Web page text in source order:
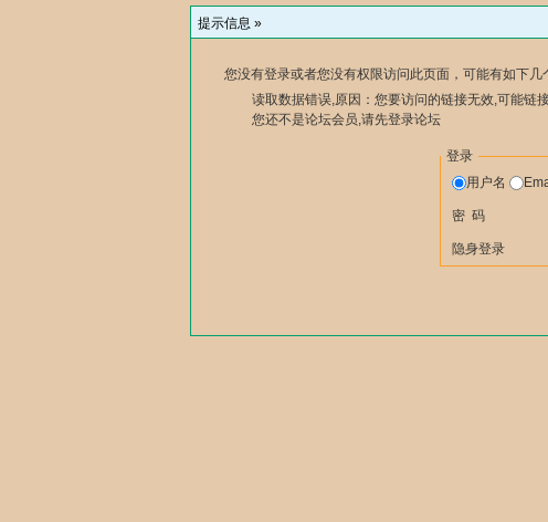
提示信息 »
您没有登录或者您没有权限访问此页面，可能有如下几
读取数据错误,原因：您要访问的链接无效,可能链
您还不是论坛会员,请先登录论坛
登录
用户名
密 码
隐身登录